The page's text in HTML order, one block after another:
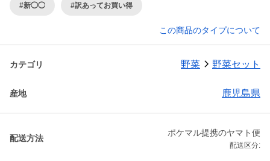
#新◯◯ #訳あってお買い得
この商品のタイプについて
カテゴリ 野菜 野菜セット
産地 鹿児島県
配送方法
ポケマル提携のヤマト便
配送区分: